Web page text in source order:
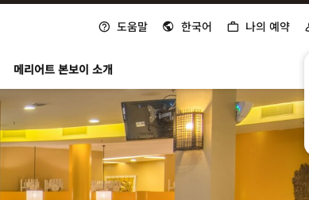
도움말 한국어 나의 예약
메리어트 본보이 소개